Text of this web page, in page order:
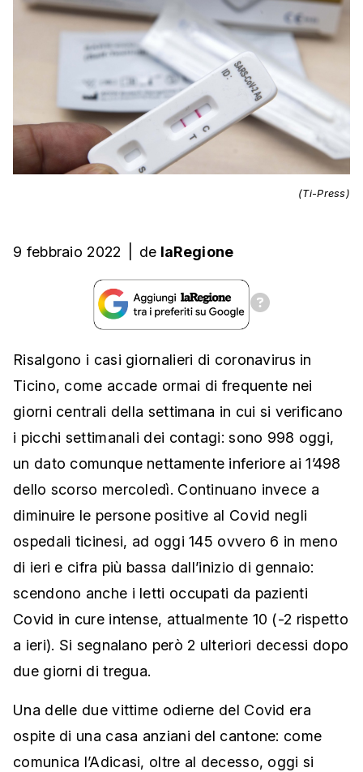
(Ti-Press)
9 febbraio 2022 de laRegione
Risalgono i casi giornalieri di coronavirus in
Ticino, come accade ormai di frequente nei
giorni centrali della settimana in cui si verificano
i picchi settimanali dei contagi: sono 998 oggi,
un dato comunque nettamente inferiore ai 1’498
dello scorso mercoledì. Continuano invece a
diminuire le persone positive al Covid negli
ospedali ticinesi, ad oggi 145 ovvero 6 in meno
di ieri e cifra più bassa dall’inizio di gennaio:
scendono anche i letti occupati da pazienti
Covid in cure intense, attualmente 10 (-2 rispetto
a ieri). Si segnalano però 2 ulteriori decessi dopo
due giorni di tregua.
Una delle due vittime odierne del Covid era
ospite di una casa anziani del cantone: come
comunica l’Adicasi, oltre al decesso, oggi si